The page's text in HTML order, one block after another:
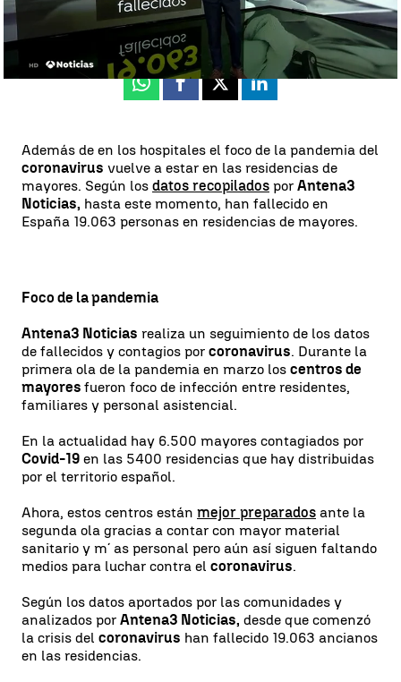
Antena 3 Noticias
Actualizado:04 de noviembre de 2020, 18:02
Publicado:
04 de noviembre de 2020, 17:21
Whatsapp
Facebook
X Linkedin
Además de en los hospitales el foco de la pandemia del
coronavirus vuelve a estar en las residencias de
mayores. Según los datos recopilados por Antena3
Noticias, hasta este momento, han fallecido en
España 19.063 personas en residencias de mayores.
Foco de la pandemia
Antena3 Noticias realiza un seguimiento de los datos
de fallecidos y contagios por coronavirus. Durante la
primera ola de la pandemia en marzo los centros de
mayores fueron foco de infección entre residentes,
familiares y personal asistencial.
En la actualidad hay 6.500 mayores contagiados por
Covid-19 en las 5400 residencias que hay distribuidas
por el territorio español.
Ahora, estos centros están mejor preparados ante la
segunda ola gracias a contar con mayor material
sanitario y m´ as personal pero aún así siguen faltando
medios para luchar contra el coronavirus.
Según los datos aportados por las comunidades y
analizados por Antena3 Noticias, desde que comenzó
la crisis del coronavirus han fallecido 19.063 ancianos
en las residencias.